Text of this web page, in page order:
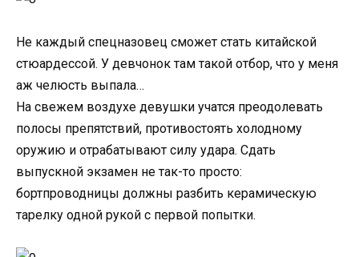
Не каждый спецназовец сможет стать китайской
стюардессой. У девчонок там такой отбор, что у меня
аж челюсть выпала…
На свежем воздухе девушки учатся преодолевать
полосы препятствий, противостоять холодному
оружию и отрабатывают силу удара. Сдать
выпускной экзамен не так-то просто:
бортпроводницы должны разбить керамическую
тарелку одной рукой с первой попытки.